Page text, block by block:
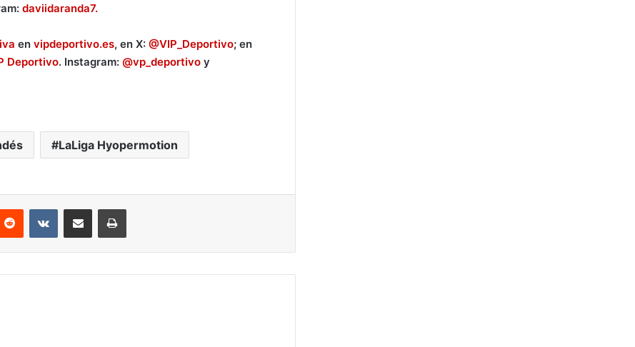
daviidaranda7.
en vipdeportivo.es, en X: @VIP_Deportivo; en
Deportivo. Instagram: @vp_deportivo y
LaLiga Hyopermotion